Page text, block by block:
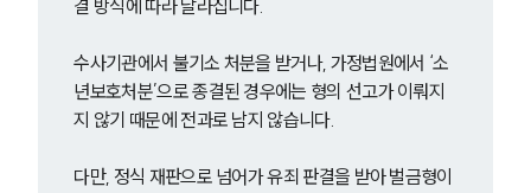
형사그룹 업무
전체
결 방식에 따라 달라집니다.
수사기관에서 불기소 처분을 받거나, 가정법원에서 ‘소
년보호처분’으로 종결된 경우에는 형의 선고가 이뤄지
지 않기 때문에 전과로 남지 않습니다.
다만, 정식 재판으로 넘어가 유죄 판결을 받아 벌금형이